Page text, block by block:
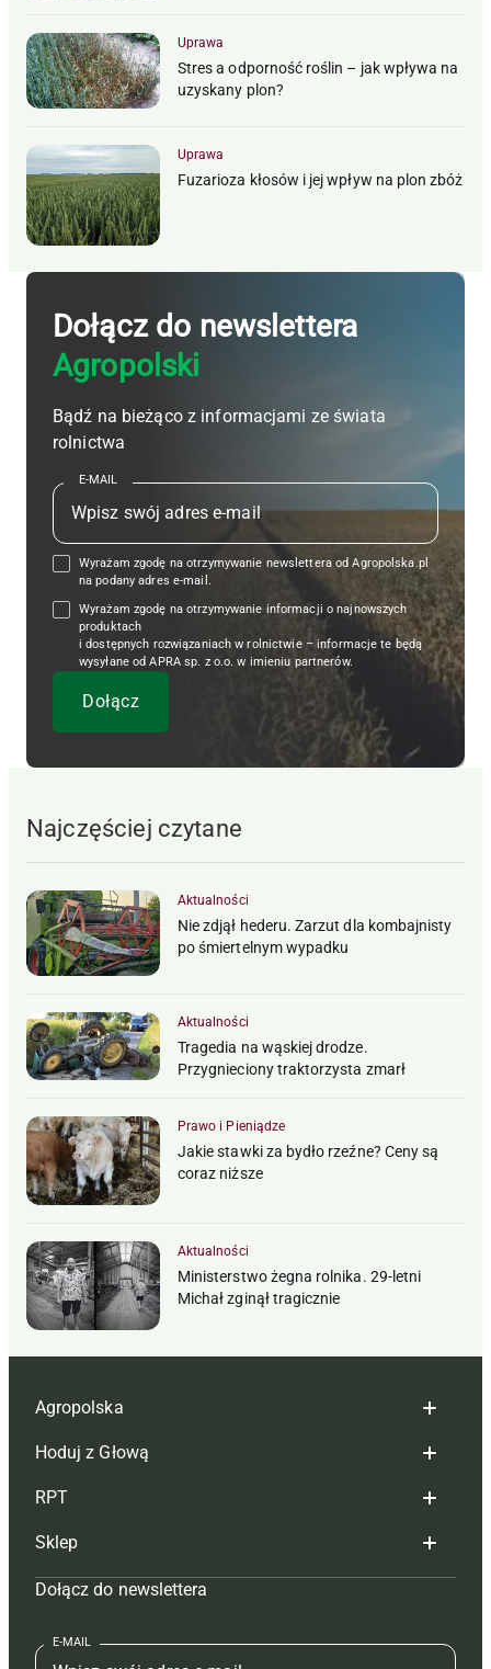
Uprawa
Stres a odporność roślin – jak wpływa na
uzyskany plon?
Uprawa
Fuzarioza kłosów i jej wpływ na plon zbóż
Dołącz do newslettera
Agropolski
Bądź na bieżąco z informacjami ze świata
rolnictwa
E-MAIL
Wyrażam zgodę na otrzymywanie newslettera od Agropolska.pl
na podany adres e-mail.
Wyrażam zgodę na otrzymywanie informacji o najnowszych
produktach
i dostępnych rozwiązaniach w rolnictwie – informacje te będą
wysyłane od APRA sp. z o.o. w imieniu partnerów.
Najczęściej czytane
Aktualności
Nie zdjął hederu. Zarzut dla kombajnisty
po śmiertelnym wypadku
Aktualności
Tragedia na wąskiej drodze.
Przygnieciony traktorzysta zmarł
Prawo i Pieniądze
Jakie stawki za bydło rzeźne? Ceny są
coraz niższe
Aktualności
Ministerstwo żegna rolnika. 29-letni
Michał zginął tragicznie
Agropolska
Redakcja
Reklama
Tagi
Mapa serwisu
Kontakt
Hoduj z Głową
Hoduj z głową bydło
Hoduj z głową świnie
Prenumerata
Redakcja
RPT
Redakcja
Prenumerata
Reklama
Sklep
Czasopisma i prenumerata
Książki
Dołącz do newslettera
E-MAIL